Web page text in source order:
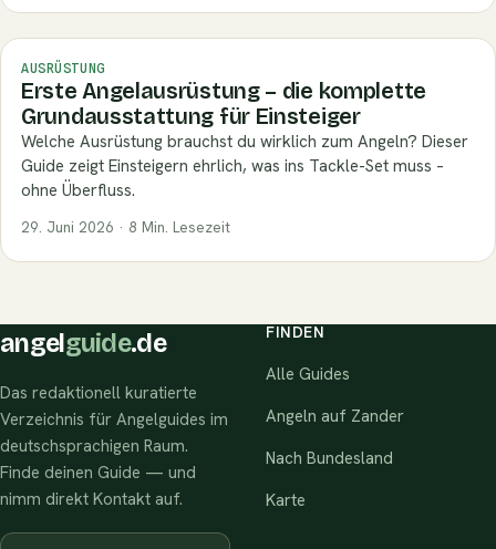
AUSRÜSTUNG
Erste Angelausrüstung – die komplette
Grundausstattung für Einsteiger
Welche Ausrüstung brauchst du wirklich zum Angeln? Dieser
Guide zeigt Einsteigern ehrlich, was ins Tackle-Set muss –
ohne Überfluss.
29. Juni 2026 · 8 Min. Lesezeit
angel guide.de
Das redaktionell kuratierte
Verzeichnis für Angelguides im
deutschsprachigen Raum.
Finde deinen Guide — und
nimm direkt Kontakt auf.
FINDEN
Alle Guides
Angeln auf Zander
Nach Bundesland
Karte